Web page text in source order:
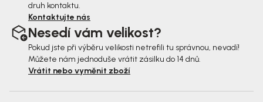
druh kontaktu.
Kontaktujte nás
Nesedí vám velikost?
Pokud jste při výběru velikosti netrefili tu správnou, nevadí!
Můžete nám jednoduše vrátit zásilku do 14 dnů.
Vrátit nebo vyměnit zboží